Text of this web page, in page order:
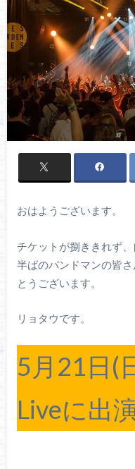
おはようございます。
チケットが捌ききれず
半ばのバンドマンの皆
とうございます。
リョタウです。
5月21日(
Liveに出